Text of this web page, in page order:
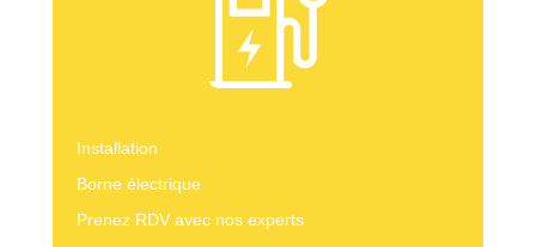
Installation
Borne électrique
Prenez RDV avec nos experts